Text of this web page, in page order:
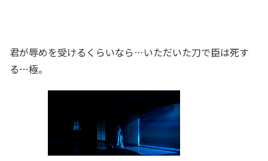
君が辱めを受けるくらいなら…いただいた刀で臣は死す
る…極。